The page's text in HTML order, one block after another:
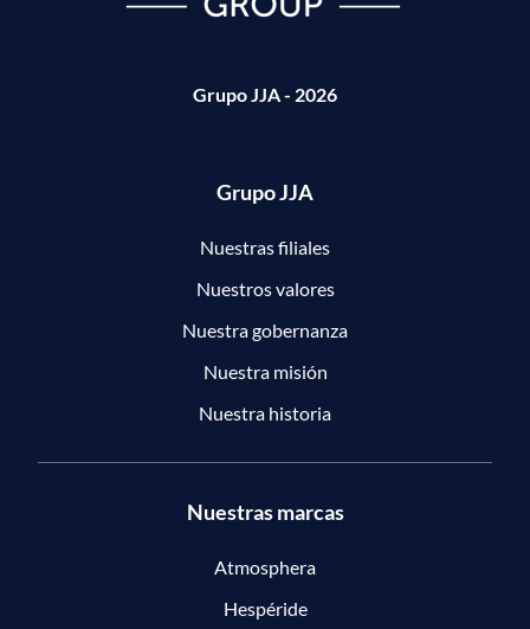
Grupo JJA - 2026
Grupo JJA
Nuestras filiales
Nuestros valores
Nuestra gobernanza
Nuestra misión
Nuestra historia
Nuestras marcas
Atmosphera
Hespéride